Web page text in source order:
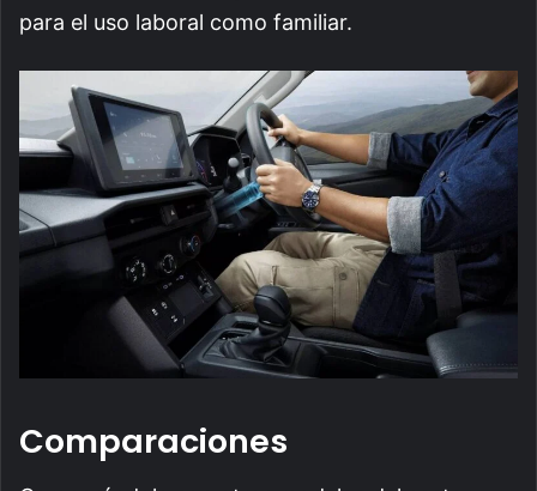
para el uso laboral como familiar.
Comparaciones